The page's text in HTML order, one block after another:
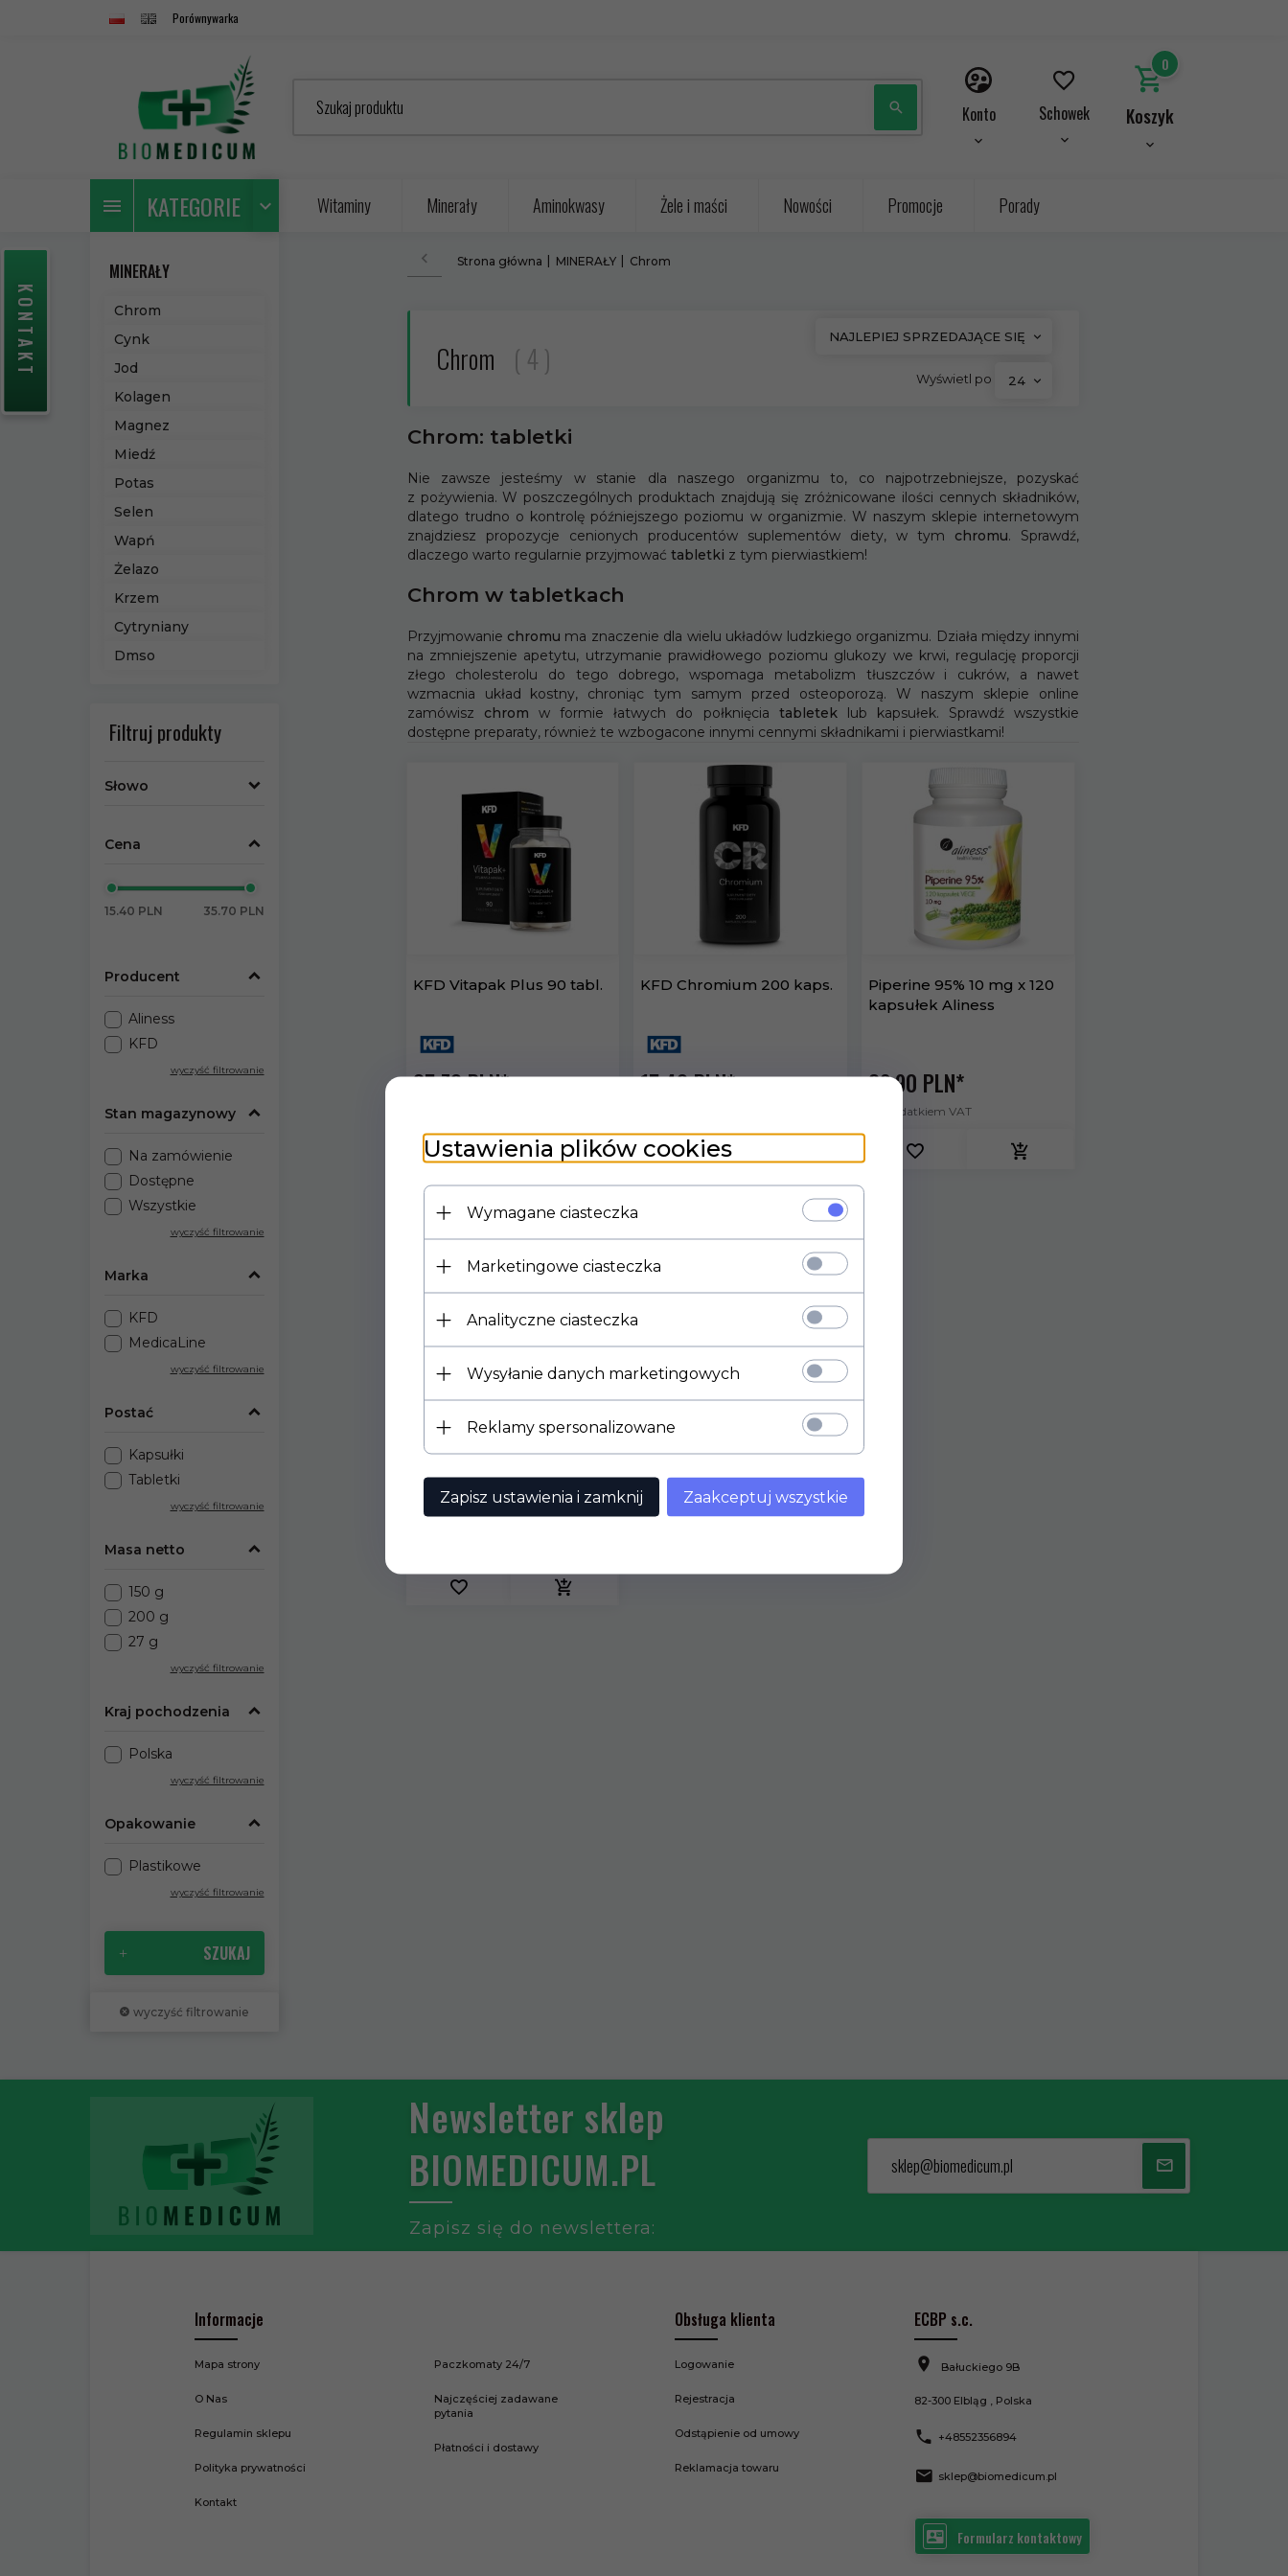
Porównywarka
Szukaj produktu Konto Schowek
0
Koszyk
KATEGORIE Witaminy Minerały Aminokwasy Żele i maści Nowości Promocje Porady
MINERAŁY
Chrom
Cynk
Jod
Kolagen
Magnez
Miedź
Potas
Selen
Wapń
Żelazo
Krzem
Cytryniany
Dmso
Filtruj produkty
Słowo
Cena
15.40 PLN 35.70 PLN
Producent
Aliness
KFD
wyczyść filtrowanie
Stan magazynowy
Na zamówienie
Dostępne
Wszystkie
wyczyść filtrowanie
Marka
KFD
MedicaLine
wyczyść filtrowanie
Postać
Kapsułki
Tabletki
wyczyść filtrowanie
Masa netto
150 g
200 g
27 g
wyczyść filtrowanie
Kraj pochodzenia
Polska
wyczyść filtrowanie
Opakowanie
Plastikowe
wyczyść filtrowanie
SZUKAJ
wyczyść filtrowanie
Strona główna MINERAŁY Chrom
Chrom 4
NAJLEPIEJ SPRZEDAJĄCE SIĘ
Wyświetl po 24
Chrom: tabletki
Nie zawsze jesteśmy w stanie dla naszego organizmu to, co najpotrzebniejsze, pozyskać
z pożywienia. W poszczególnych produktach znajdują się zróżnicowane ilości cennych składników,
dlatego trudno o kontrolę późniejszego poziomu w organizmie. W naszym sklepie internetowym
znajdziesz propozycje cenionych producentów suplementów diety, w tym chromu. Sprawdź,
dlaczego warto regularnie przyjmować tabletki z tym pierwiastkiem!
Chrom w tabletkach
Przyjmowanie chromu ma znaczenie dla wielu układów ludzkiego organizmu. Działa między innymi
na zmniejszenie apetytu, utrzymanie prawidłowego poziomu glukozy we krwi, regulację proporcji
złego cholesterolu do tego dobrego, wspomaga metabolizm tłuszczów i cukrów, a nawet
wzmacnia układ kostny, chroniąc tym samym przed osteoporozą. W naszym sklepie online
zamówisz chrom w formie łatwych do połknięcia tableteklub kapsułek. Sprawdź wszystkie
dostępne preparaty, również te wzbogacone innymi cennymi składnikami i pierwiastkami!
KFD Vitapak Plus 90 tabl.
35,70PLN*
KFD Chromium 200 kaps.
15,40PLN*
Piperine 95% 10 mg x 120
kapsułek Aliness
26,90 PLN*
* z podatkiem VAT
Chrom GTF Active Cr-
Complex 200 µg Aliness
32,90PLN*
KONTAKT
Newsletter sklep
BIOMEDICUM.PL
Zapisz się do newslettera:
sklep@biomedicum.pl
Informacje
Mapa strony
O Nas
Regulamin sklepu
Polityka prywatności
Kontakt
Paczkomaty 24/7
Najczęściej zadawane
pytania
Płatności i dostawy
Obsługa klienta
Logowanie
Rejestracja
Odstąpienie od umowy
Reklamacja towaru
ECBP s.c.
Bałuckiego 9B
82-300 Elbląg , Polska
+48552356894
sklep@biomedicum.pl
Formularz kontaktowy
Ustawienia plików cookies
Wymagane ciasteczka
Marketingowe ciasteczka
Analityczne ciasteczka
Wysyłanie danych marketingowych
Reklamy spersonalizowane
Zapisz ustawienia i zamknij Zaakceptuj wszystkie